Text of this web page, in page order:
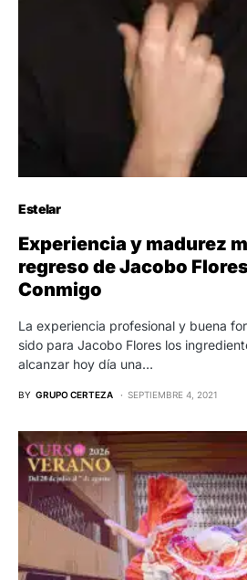
Estelar
Experiencia y madurez
regreso de Jacobo
Conmigo
La experiencia profesional y buena
sido para Jacobo Flores los
alcanzar hoy día una…
BY GRUPO CERTEZA SEPTIEMBRE 4, 2021